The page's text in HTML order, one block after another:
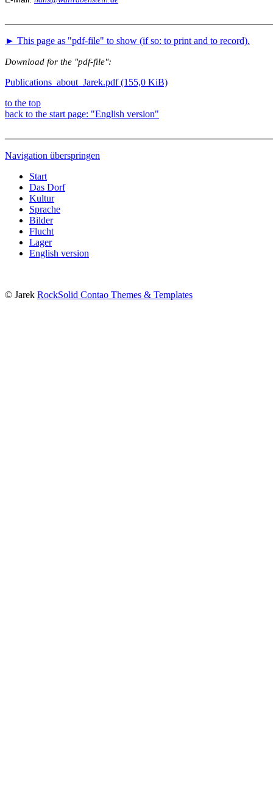
► This page as "pdf-file" to show (if so: to print and to record).
Download for the "pdf-file":
Publications_about_Jarek.pdf(155,0 KiB)
to the top
back to the start page: "English version"
Navigation überspringen
Start
Das Dorf
Kultur
Sprache
Bilder
Flucht
Lager
English version
© Jarek RockSolid Contao Themes & Templates